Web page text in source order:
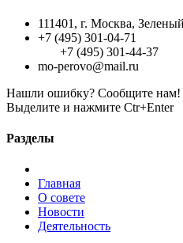
111401, г. Москва,
+7 (495) 301-04-71
+7 (495) 301-44-37
mo-perovo@mail.ru
Нашли ошибку? Сообщите нам!
Выделите и нажмите Ctr+Enter
Разделы
Главная
О совете
Новости
Деятельность